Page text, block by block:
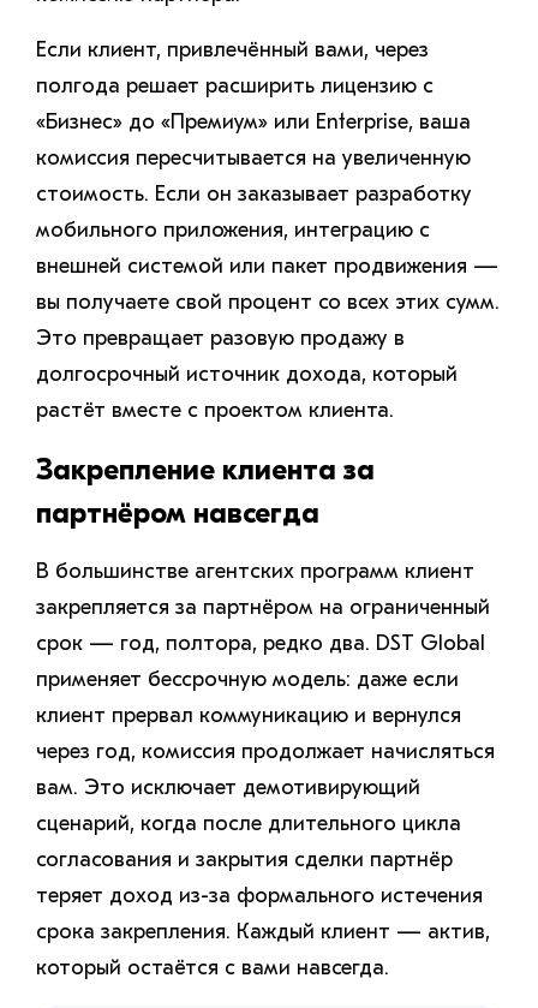
Если клиент, привлечённый вами, через
полгода решает расширить лицензию с
«Бизнес» до «Премиум» или Enterprise, ваша
комиссия пересчитывается на увеличенную
стоимость. Если он заказывает разработку
мобильного приложения, интеграцию с
внешней системой или пакет продвижения —
вы получаете свой процент со всех этих сумм.
Это превращает разовую продажу в
долгосрочный источник дохода, который
растёт вместе с проектом клиента.
Закрепление клиента за
партнёром навсегда
В большинстве агентских программ клиент
закрепляется за партнёром на ограниченный
срок — год, полтора, редко два. DST Global
применяет бессрочную модель: даже если
клиент прервал коммуникацию и вернулся
через год, комиссия продолжает начисляться
вам. Это исключает демотивирующий
сценарий, когда после длительного цикла
согласования и закрытия сделки партнёр
теряет доход из-за формального истечения
срока закрепления. Каждый клиент — актив,
который остаётся с вами навсегда.